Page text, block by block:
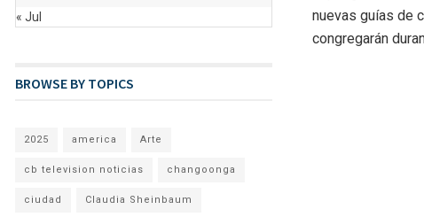
nuevas guías de
congregarán
« Jul
BROWSE BY TOPICS
2025 america Arte
cb television noticias changoonga
ciudad Claudia Sheinbaum